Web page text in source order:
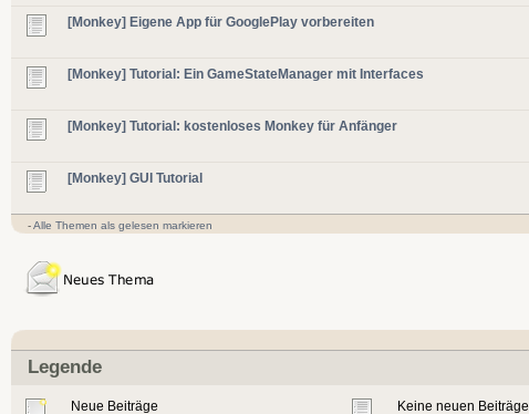
[Monkey] Eigene App für GooglePlay vorbereiten
[Monkey] Tutorial: Ein GameStateManager mit Interfaces
[Monkey] Tutorial: kostenloses Monkey für Anfänger
[Monkey] GUI Tutorial
-Alle Themen als gelesen markieren
Legende
Neue Beiträge Keine neuen Beiträge